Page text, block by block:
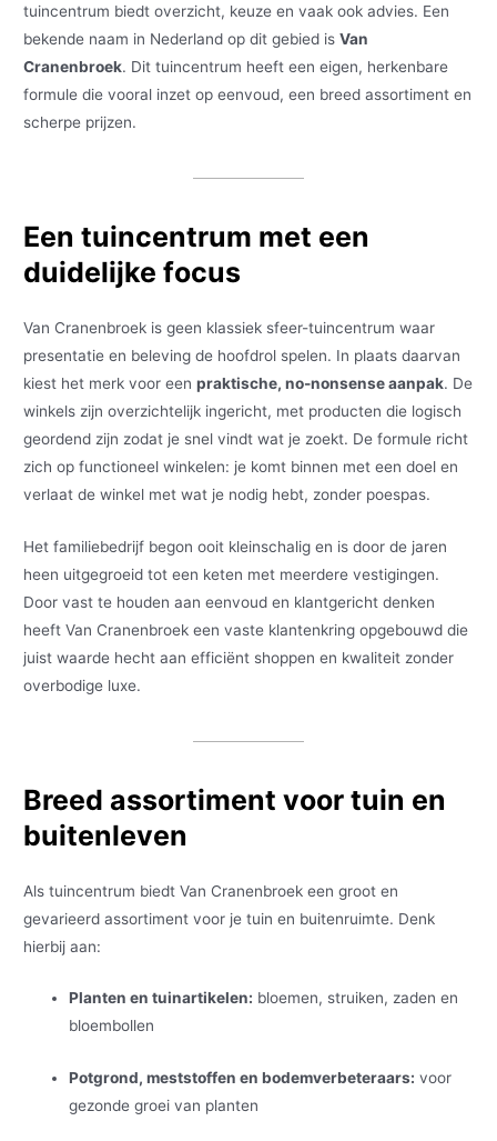
tuincentrum biedt overzicht, keuze en vaak ook advies. Een
bekende naam in Nederland op dit gebied isVan
Cranenbroek. Dit tuincentrum heeft een eigen, herkenbare
formule die vooral inzet op eenvoud, een breed assortiment en
scherpe prijzen.
Een tuincentrum met een
duidelijke focus
Van Cranenbroek is geen klassiek sfeer-tuincentrum waar
presentatie en beleving de hoofdrol spelen. In plaats daarvan
kiest het merk voor eenpraktische, no-nonsense aanpak. De
winkels zijn overzichtelijk ingericht, met producten die logisch
geordend zijn zodat je snel vindt wat je zoekt. De formule richt
zich op functioneel winkelen: je komt binnen met een doel en
verlaat de winkel met wat je nodig hebt, zonder poespas.
Het familiebedrijf begon ooit kleinschalig en is door de jaren
heen uitgegroeid tot een keten met meerdere vestigingen.
Door vast te houden aan eenvoud en klantgericht denken
heeft Van Cranenbroek een vaste klantenkring opgebouwd die
juist waarde hecht aan efficiënt shoppen en kwaliteit zonder
overbodige luxe.
Breed assortiment voor tuin en
buitenleven
Als tuincentrum biedt Van Cranenbroek een groot en
gevarieerd assortiment voor je tuin en buitenruimte. Denk
hierbij aan:
Planten en tuinartikelen: bloemen, struiken, zaden en
bloembollen
Potgrond, meststoffen en bodemverbeteraars: voor
gezonde groei van planten